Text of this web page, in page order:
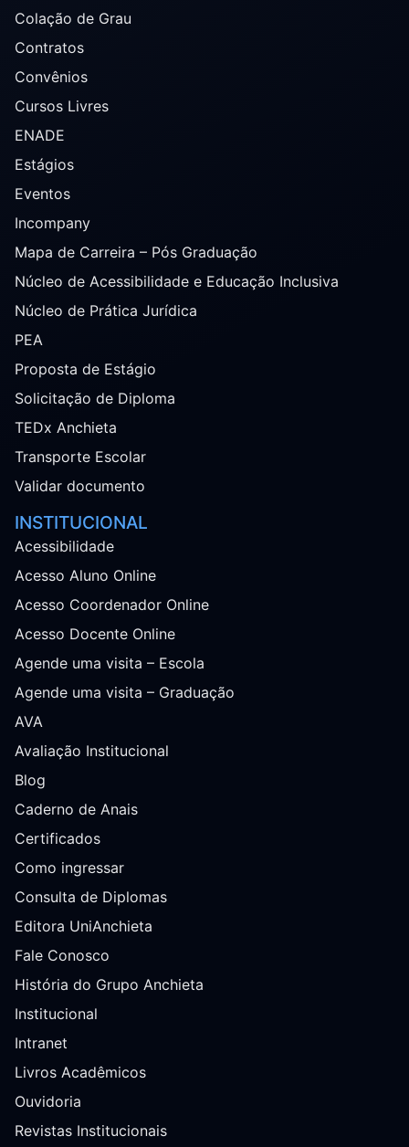
Colação de Grau
Contratos
Convênios
Cursos Livres
ENADE
Estágios
Eventos
Incompany
Mapa de Carreira – Pós Graduação
Núcleo de Acessibilidade e Educação Inclusiva
Núcleo de Prática Jurídica
PEA
Proposta de Estágio
Solicitação de Diploma
TEDx Anchieta
Transporte Escolar
Validar documento
INSTITUCIONAL
Acessibilidade
Acesso Aluno Online
Acesso Coordenador Online
Acesso Docente Online
Agende uma visita – Escola
Agende uma visita – Graduação
AVA
Avaliação Institucional
Blog
Caderno de Anais
Certificados
Como ingressar
Consulta de Diplomas
Editora UniAnchieta
Fale Conosco
História do Grupo Anchieta
Institucional
Intranet
Livros Acadêmicos
Ouvidoria
Revistas Institucionais